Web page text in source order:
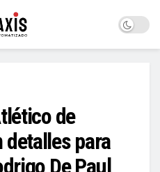
de
para
De Paul